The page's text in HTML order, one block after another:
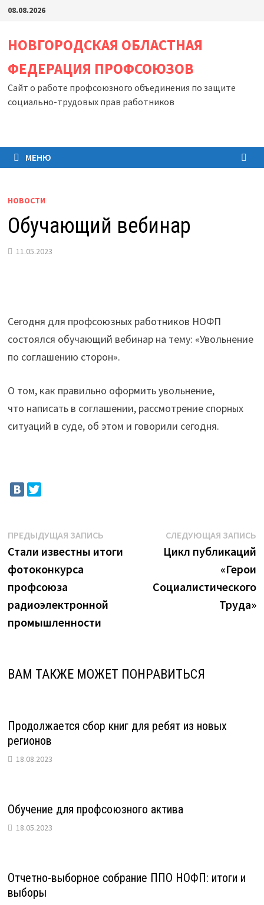
Перейти
содержимому
08.08.2026
НОВГОРОДСКАЯ ОБЛАСТНАЯ
ФЕДЕРАЦИЯ ПРОФСОЮЗОВ
Сайт о работе профсоюзного объединения по защите
социально-трудовых прав работников
МЕНЮ
НОВОСТИ
Обучающий вебинар
11.05.2023
Сегодня для профсоюзных работников НОФП
состоялся обучающий вебинар на тему: «Увольнение
по соглашению сторон».
О том, как правильно оформить увольнение,
что написать в соглашении, рассмотрение спорных
ситуаций в суде, об этом и говорили сегодня.
Навигация
по
записям
ПРЕДЫДУЩАЯ ЗАПИСЬ
запись:
Стали известны итоги
фотоконкурса
профсоюза
радиоэлектронной
промышленности
СЛЕДУЮЩАЯ ЗАПИСЬ
Цикл публикаций
«Герои
Социалистического
Труда»
ВАМ ТАКЖЕ МОЖЕТ ПОНРАВИТЬСЯ
Продолжается сбор книг для ребят из новых
регионов
18.08.2023
Обучение для профсоюзного актива
18.05.2023
Отчетно-выборное собрание ППО НОФП: итоги и
выборы